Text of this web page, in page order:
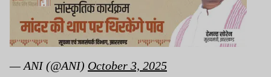
— ANI (@ANI) October 3, 2025